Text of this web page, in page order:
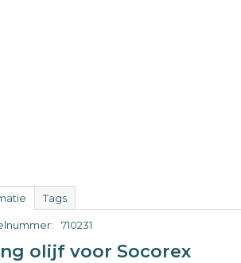
Tags
710231
olijf voor Socorex